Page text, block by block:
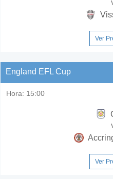
Ver
England EFL Cup
Hora: 15:00
Ver